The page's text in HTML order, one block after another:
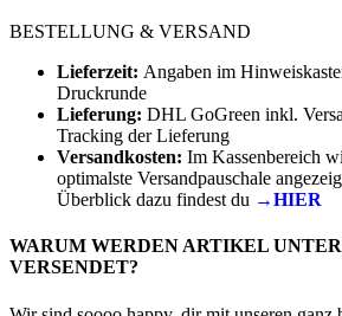
BESTELLUNG & VERSAND
Lieferzeit: Angaben im
Druckrunde
Lieferung: DHL GoGreen inkl.
Tracking der Lieferung
Versandkosten: Im Kassenbereich
optimalste Versandpauschale
Überblick dazu findest du →HIER
WARUM WERDEN ARTIKEL
VERSENDET?